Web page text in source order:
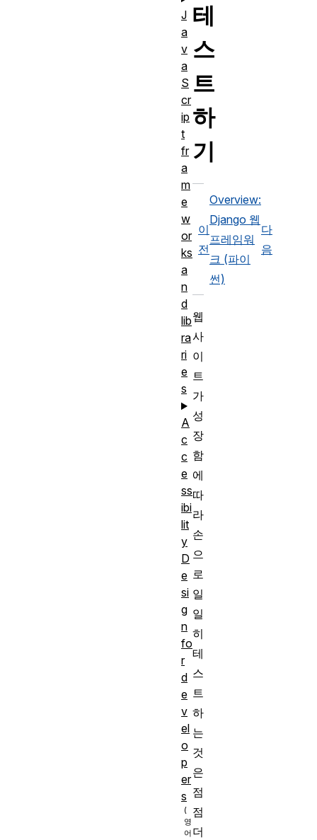
테
스
트
하
기
이
전
Overview:
Django 웹
프레임워
크 (파이
썬)
다
음
웹
사
이
트
가
성
장
함
에
따
라
손
으
로
일
일
히
테
스
트
하
는
것
은
점
점
더
J
a
v
a
S
cr
ip
t
fr
a
m
e
w
or
ks
a
n
d
lib
ra
ri
e
s
A
c
c
e
ss
ibi
lit
y
D
e
si
g
n
fo
r
d
e
v
el
o
p
er
s